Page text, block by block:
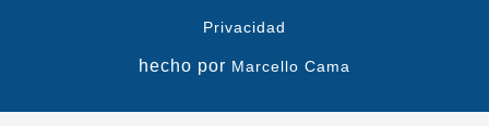
Privacidad
hecho por Marcello Cama